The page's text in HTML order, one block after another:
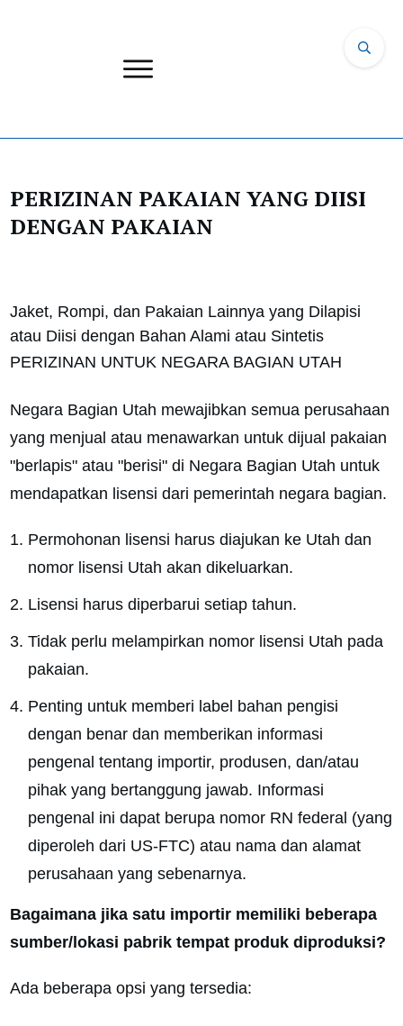
PERIZINAN PAKAIAN YANG DIISI
DENGAN PAKAIAN
Jaket, Rompi, dan Pakaian Lainnya yang Dilapisi
atau Diisi dengan Bahan Alami atau Sintetis
PERIZINAN UNTUK NEGARA BAGIAN UTAH
Negara Bagian Utah mewajibkan semua perusahaan
yang menjual atau menawarkan untuk dijual pakaian
"berlapis" atau "berisi" di Negara Bagian Utah untuk
mendapatkan lisensi dari pemerintah negara bagian.
Permohonan lisensi harus diajukan ke Utah dan
nomor lisensi Utah akan dikeluarkan.
Lisensi harus diperbarui setiap tahun.
Tidak perlu melampirkan nomor lisensi Utah pada
pakaian.
Penting untuk memberi label bahan pengisi
dengan benar dan memberikan informasi
pengenal tentang importir, produsen, dan/atau
pihak yang bertanggung jawab. Informasi
pengenal ini dapat berupa nomor RN federal (yang
diperoleh dari US-FTC) atau nama dan alamat
perusahaan yang sebenarnya.
Bagaimana jika satu importir memiliki beberapa
sumber/lokasi pabrik tempat produk diproduksi?
Ada beberapa opsi yang tersedia: